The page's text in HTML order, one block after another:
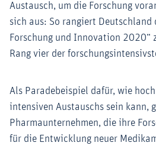
Austausch, um die Forschung
sich aus: So rangiert Deutschland
Forschung und Innovation 2020“
Rang vier der
Als Paradebeispiel dafür, wie
intensiven Austauschs sein kann,
Pharmaunternehmen, die ihre
für die Entwicklung neuer